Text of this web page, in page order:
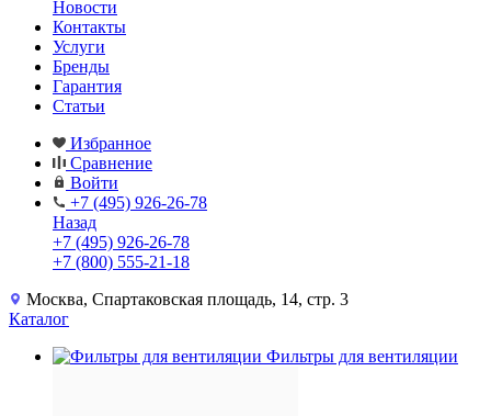
Новости
Контакты
Услуги
Бренды
Гарантия
Статьи
Избранное
Сравнение
Войти
+7 (495) 926-26-78
Назад
+7 (495) 926-26-78
+7 (800) 555-21-18
Москва, Спартаковская площадь, 14, стр. 3
Каталог
Фильтры для вентиляции